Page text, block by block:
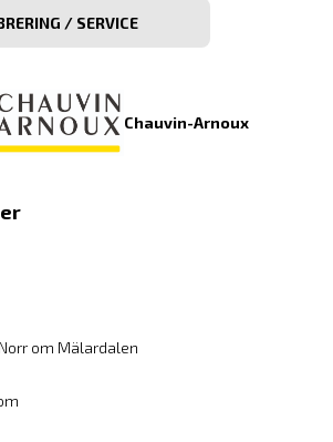
/ SERVICE
Chauvin-Arnoux
om Mälardalen